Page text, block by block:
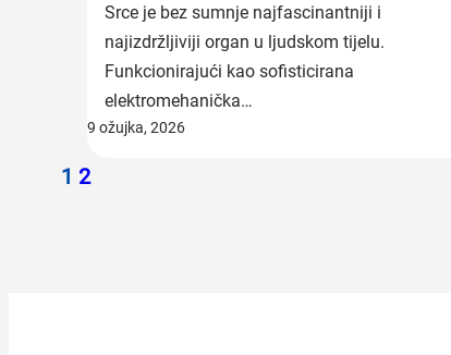
Srce je bez sumnje najfascinantniji i
najizdržljiviji organ u ljudskom tijelu.
Funkcionirajući kao sofisticirana
elektromehanička…
9 ožujka, 2026
1 2